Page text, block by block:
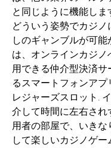
と同じように機能しま
どういう姿勢でカジ
しのギャンブルが可能
は、オンラインカジ
用できる仲介型決済
るスマートフォンアプ
レジャーズスロット.
介して時間に左右され
用者の部屋で、いき
して楽しいカジノゲ